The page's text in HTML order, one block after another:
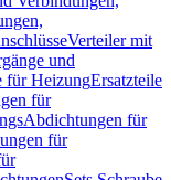
Verteiler mit
und
für HeizungErsatzteile
für
Abdichtungen für
für